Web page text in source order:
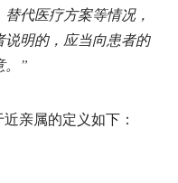
代医疗方案等情况，
明的，应当向患者的
亲属的定义如下：